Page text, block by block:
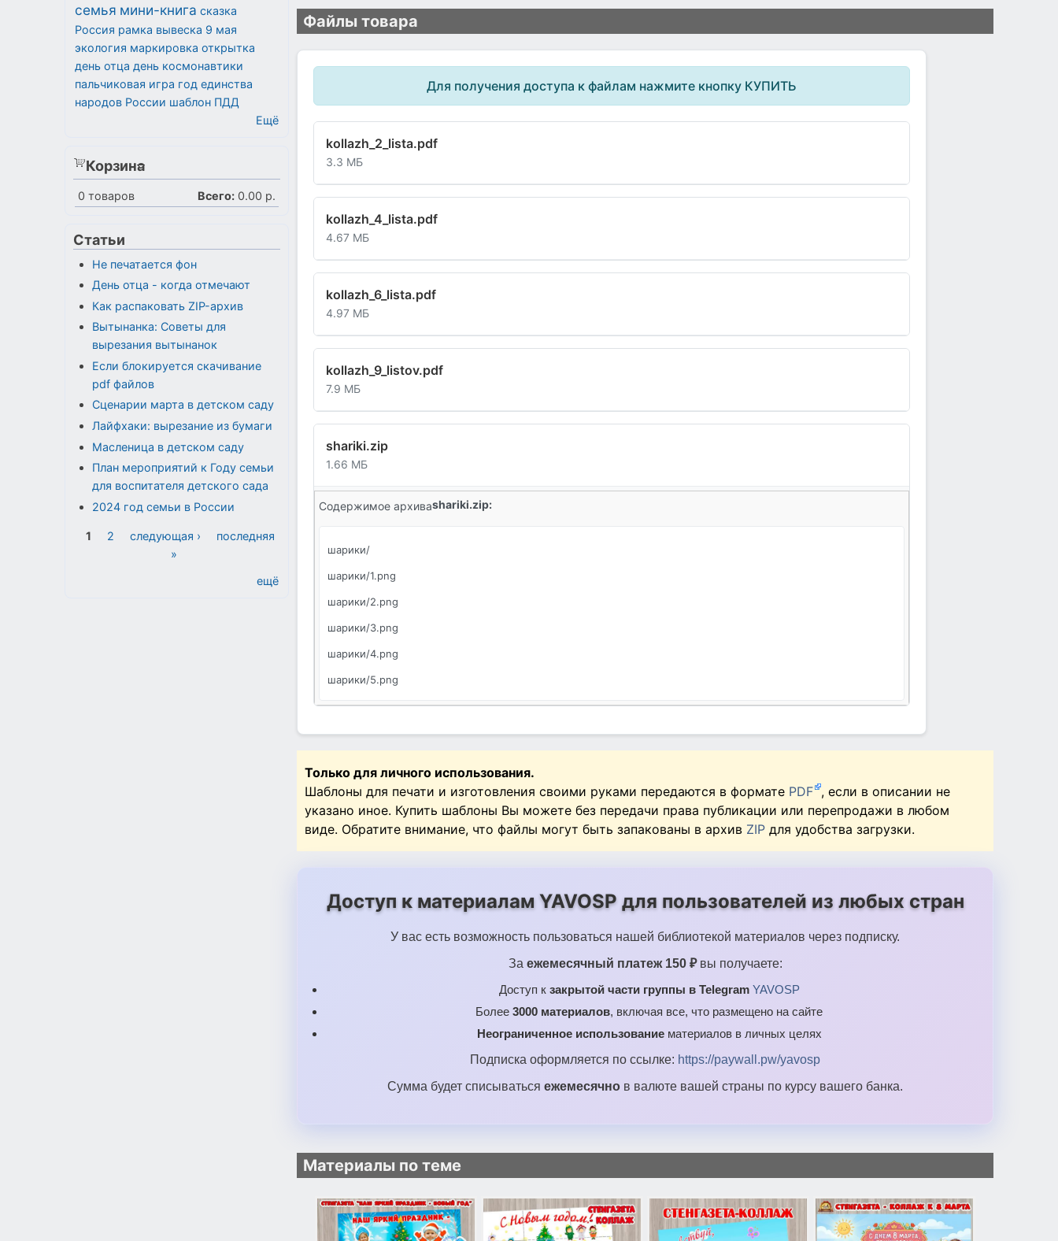
Файлы товара
Для получения доступа к файлам нажмите кнопку КУПИТЬ
kollazh_2_lista.pdf
3.3 МБ
kollazh_4_lista.pdf
4.67 МБ
kollazh_6_lista.pdf
4.97 МБ
kollazh_9_listov.pdf
7.9 МБ
shariki.zip
1.66 МБ
Содержимое архиваshariki.zip:
шарики/
шарики/1.png
шарики/2.png
шарики/3.png
шарики/4.png
шарики/5.png
шарики/6.png
шарики/7.png
шарики/Без имени-2.psd
Только для личного использования.
Шаблоны для печати и изготовления своими руками передаются в формате PDF , если в описании не
указано иное. Купить шаблоны Вы можете без передачи права публикации или перепродажи в любом
виде. Обратите внимание, что файлы могут быть запакованы в архив ZIP для удобства загрузки.
Доступ к материалам YAVOSP для пользователей из любых стран
У вас есть возможность пользоваться нашей библиотекой материалов через подписку.
За ежемесячный платеж 150 ₽вы получаете:
Доступ к закрытой части группы в Telegram YAVOSP
Более 3000 материалов, включая все, что размещено на сайте
Неограниченное использованиематериалов в личных целях
Подписка оформляется по ссылке: https://paywall.pw/yavosp
Сумма будет списываться ежемесячно в валюте вашей страны по курсу вашего банка.
Материалы по теме
семья мини-книга сказка
Россия рамка вывеска 9 мая
экология маркировка открытка
день отца день космонавтики
пальчиковая игра год единства
народов России шаблон ПДД
Ещё
Корзина
0 товаров Всего: 0.00 р.
Статьи
Не печатается фон
День отца - когда отмечают
Как распаковать ZIP-архив
Вытынанка: Советы для
вырезания вытынанок
Если блокируется скачивание
pdf файлов
Сценарии марта в детском саду
Лайфхаки: вырезание из бумаги
Масленица в детском саду
План мероприятий к Году семьи
для воспитателя детского сада
2024 год семьи в России
Страницы
1 2 следующая ›
последняя
»
ещё